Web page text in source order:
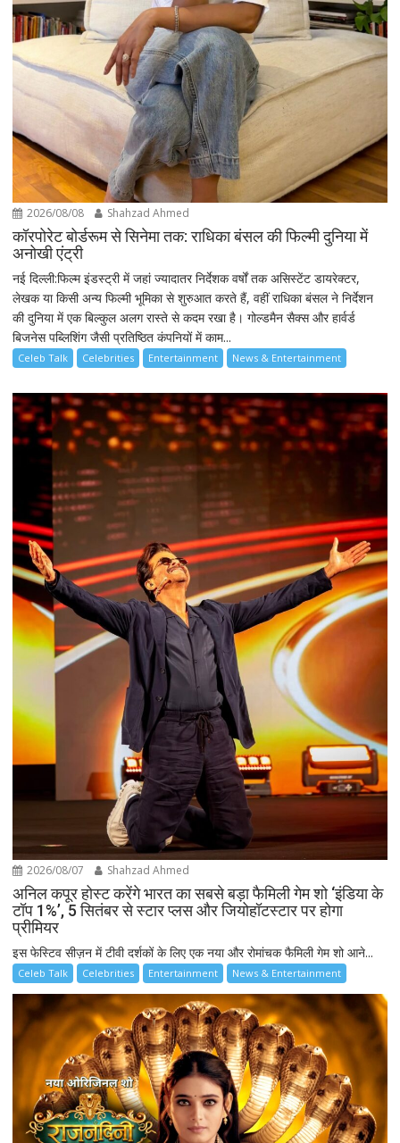
2026/08/08 Shahzad Ahmed
कॉरपोरेट बोर्डरूम से सिनेमा तक: राधिका बंसल की फिल्मी दुनिया में
अनोखी एंट्री
नई दिल्ली:फिल्म इंडस्ट्री में जहां ज्यादातर निर्देशक वर्षों तक असिस्टेंट डायरेक्टर,
लेखक या किसी अन्य फिल्मी भूमिका से शुरुआत करते हैं, वहीं राधिका बंसल ने निर्देशन
की दुनिया में एक बिल्कुल अलग रास्ते से कदम रखा है। गोल्डमैन सैक्स और हार्वर्ड
बिजनेस पब्लिशिंग जैसी प्रतिष्ठित कंपनियों में काम...
Celeb Talk Celebrities Entertainment News & Entertainment
2026/08/07 Shahzad Ahmed
अनिल कपूर होस्ट करेंगे भारत का सबसे बड़ा फैमिली गेम शो ‘इंडिया के
टॉप 1%’, 5 सितंबर से स्टार प्लस और जियोहॉटस्टार पर होगा
प्रीमियर
इस फेस्टिव सीज़न में टीवी दर्शकों के लिए एक नया और रोमांचक फैमिली गेम शो आने...
Celeb Talk Celebrities Entertainment News & Entertainment